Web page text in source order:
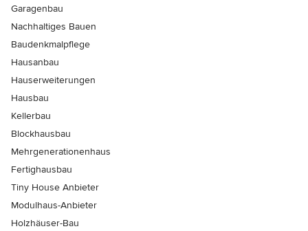
Garagenbau
Nachhaltiges Bauen
Baudenkmalpflege
Hausanbau
Hauserweiterungen
Hausbau
Kellerbau
Blockhausbau
Mehrgenerationenhaus
Fertighausbau
Tiny House Anbieter
Modulhaus-Anbieter
Holzhäuser-Bau